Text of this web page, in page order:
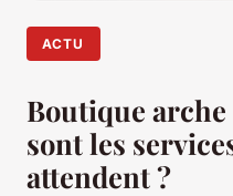
ACTU
Boutique
sont les
attendent ?